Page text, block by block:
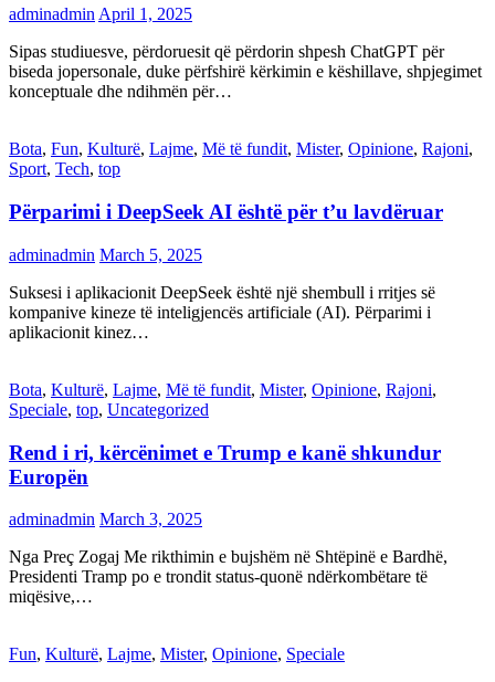
adminadmin April 1, 2025
Sipas studiuesve, përdoruesit që përdorin shpesh ChatGPT për
biseda jopersonale, duke përfshirë kërkimin e këshillave, shpjegimet
konceptuale dhe ndihmën për…
Bota, Fun, Kulturë, Lajme, Më të fundit, Mister, Opinione, Rajoni,
Sport, Tech, top
Përparimi i DeepSeek AI është për t’u lavdëruar
adminadmin March 5, 2025
Suksesi i aplikacionit DeepSeek është një shembull i rritjes së
kompanive kineze të inteligjencës artificiale (AI). Përparimi i
aplikacionit kinez…
Bota, Kulturë, Lajme, Më të fundit, Mister, Opinione, Rajoni,
Speciale, top, Uncategorized
Rend i ri, kërcënimet e Trump e kanë shkundur
Europën
adminadmin March 3, 2025
Nga Preç Zogaj Me rikthimin e bujshëm në Shtëpinë e Bardhë,
Presidenti Tramp po e trondit status-quonë ndërkombëtare të
miqësive,…
Fun, Kulturë, Lajme, Mister, Opinione, Speciale